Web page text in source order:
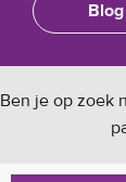
Blog
Ben je op zoek